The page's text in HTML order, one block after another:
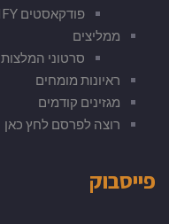
פודקאסטים SPOTIFY
ממליצים
סרטוני המלצות
ראיונות מומחים
מגזינים קודמים
רוצה לפרסם לחץ כאן
פייסבוק